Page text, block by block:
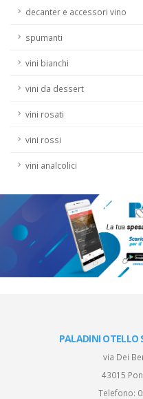
decanter e accessori vino
spumanti
vini bianchi
vini da dessert
vini rosati
vini rossi
vini analcolici
PALADINI OTELLO
via Dei
43015
Telefono: